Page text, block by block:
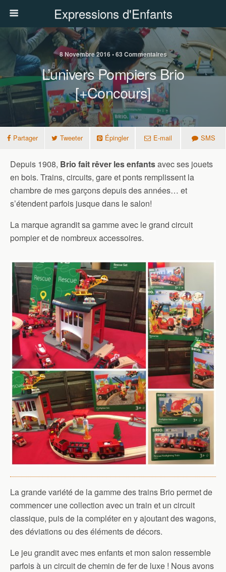
Expressions d'Enfants
8 Novembre 2016 • 63 Commentaires
L’univers Pompiers Brio
[+Concours]
Partager Tweeter Épingler E-mail SMS
Depuis 1908, Brio fait rêver les enfantsavec ses jouets
en bois. Trains, circuits, gare et ponts remplissent la
chambre de mes garçons depuis des années… et
s’étendent parfois jusque dans le salon!
La marque agrandit sa gamme avec le grand circuit
pompier et de nombreux accessoires.
La grande variété de la gamme des trains Brio permet de
commencer une collection avec un train et un circuit
classique, puis de la compléter en y ajoutant des wagons,
des déviations ou des éléments de décors.
Le jeu grandit avec mes enfants et mon salon ressemble
parfois à un circuit de chemin de fer de luxe ! Nous avons